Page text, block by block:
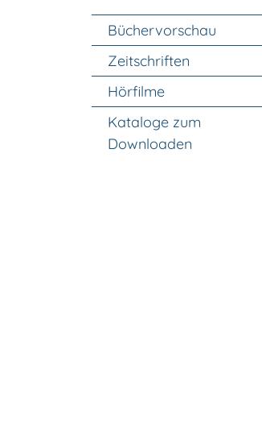
Unter Navigation
Büchervorschau
Zeitschriften
Hörfilme
Kataloge zum
Downloaden